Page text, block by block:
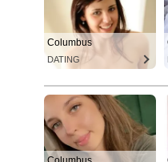
Columbus
DATING